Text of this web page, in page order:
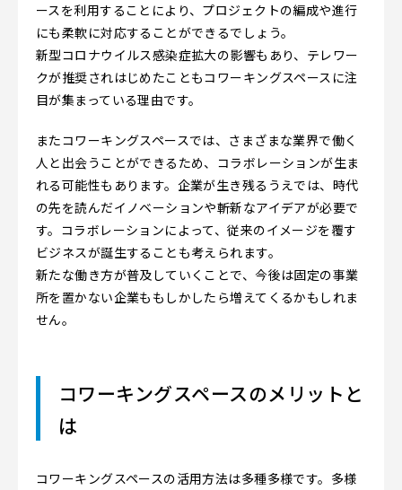
ースを利用することにより、プロジェクトの編成や進行
にも柔軟に対応することができるでしょう。
新型コロナウイルス感染症拡大の影響もあり、テレワー
クが推奨されはじめたこともコワーキングスペースに注
目が集まっている理由です。
またコワーキングスペースでは、さまざまな業界で働く
人と出会うことができるため、コラボレーションが生ま
れる可能性もあります。企業が生き残るうえでは、時代
の先を読んだイノベーションや斬新なアイデアが必要で
す。コラボレーションによって、従来のイメージを覆す
ビジネスが誕生することも考えられます。
新たな働き方が普及していくことで、今後は固定の事業
所を置かない企業ももしかしたら増えてくるかもしれま
せん。
コワーキングスペースのメリットと
は
コワーキングスペースの活用方法は多種多様です。多様